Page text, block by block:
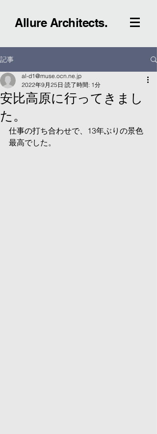
Allure Architects.
記事
安比高原に行ってきまし
た。
al-d1@muse.ocn.ne.jp
2022年9月25日 読了時間: 1分
仕事の打ち合わせで、13年ぶりの景色
最高でした。